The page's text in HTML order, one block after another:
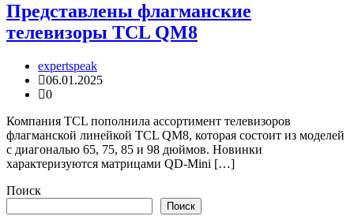
Представлены флагманские
телевизоры TCL QM8
expertspeak
06.01.2025
0
Компания TCL пополнила ассортимент телевизоров
флагманской линейкой TCL QM8, которая состоит из моделей
с диагональю 65, 75, 85 и 98 дюймов. Новинки
характеризуются матрицами QD-Mini […]
Поиск
Поиск